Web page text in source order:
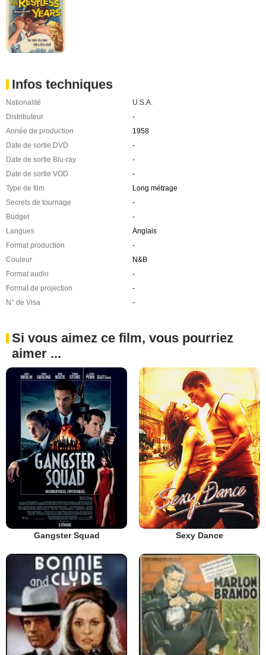
Infos techniques
Nationalité
U.S.A.
Distributeur
-
Année de production
1958
Date de sortie DVD
-
Date de sortie Blu-ray
-
Date de sortie VOD
-
Type de film
Long métrage
Secrets de tournage
-
Budget
-
Langues
Anglais
Format production
-
Couleur
N&B
Format audio
-
Format de projection
-
N° de Visa
-
Si vous aimez ce film, vous pourriez
aimer ...
Gangster Squad Sexy Dance